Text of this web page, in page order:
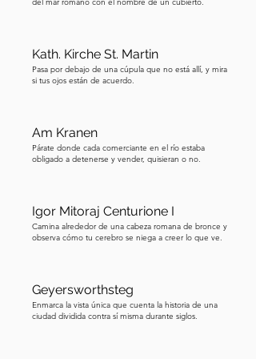
pareja imperial en la historia donde
tanto el esposo como la esposa fueron
interpretó como prueba de un
matrimonio casto y virginal,
imperio. Al caminar por Bamberg, te
los encontrarás una y otra vez de una
representados en tumbas, y una
leyenda incluso acredita a Cunegunda
con salvar a esta ciudad de las bombas
Kath. Kirche St. Martin
Pasa por debajo de una cúpula que no está allí, y mira
si tus ojos están de acuerdo.
Am Kranen
Párate donde cada comerciante en el río estaba
obligado a detenerse y vender, quisieran o no.
Igor Mitoraj Centurione I
Camina alrededor de una cabeza romana de bronce y
observa cómo tu cerebro se niega a creer lo que ve.
Geyersworthsteg
Enmarca la vista única que cuenta la historia de una
ciudad dividida contra sí misma durante siglos.